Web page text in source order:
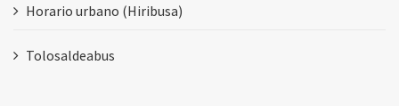
Horario urbano (Hiribusa)
Tolosaldeabus